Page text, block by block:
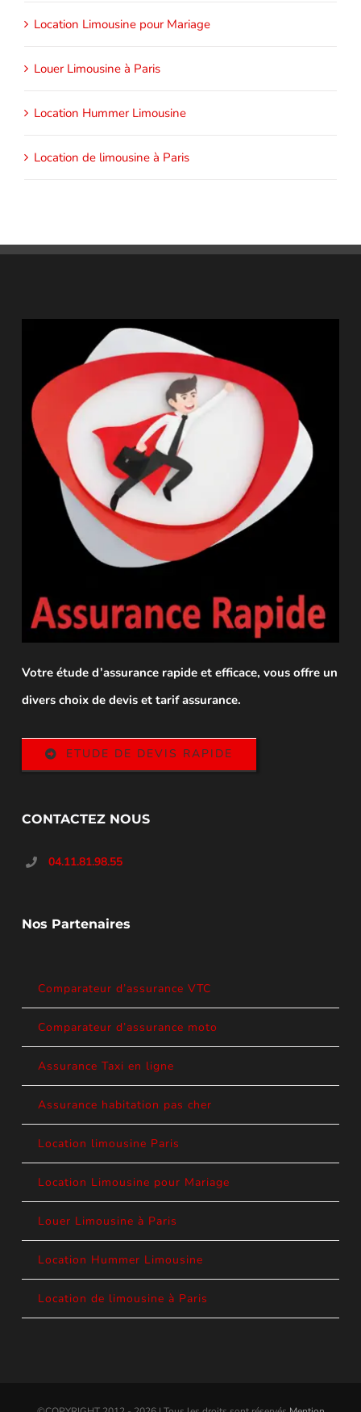
Location Limousine pour Mariage
Louer Limousine à Paris
Location Hummer Limousine
Location de limousine à Paris
Votre étude d’assurance rapide et efficace, vous offre un
divers choix de devis et tarif assurance.
ETUDE DE DEVIS RAPIDE
CONTACTEZ NOUS
04.11.81.98.55
Nos Partenaires
Comparateur d’assurance VTC
Comparateur d’assurance moto
Assurance Taxi en ligne
Assurance habitation pas cher
Location limousine Paris
Location Limousine pour Mariage
Louer Limousine à Paris
Location Hummer Limousine
Location de limousine à Paris